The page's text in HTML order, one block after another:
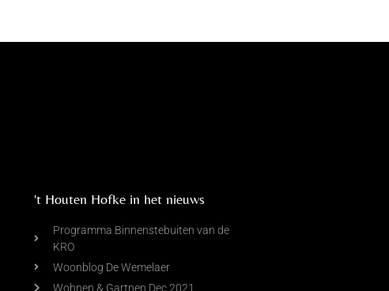
't Houten Hofke in het nieuws
Programma Binnenstebuiten van de
KRO
Woonblog De Wemelaer
Wohnen & Gartnen Dec 2021